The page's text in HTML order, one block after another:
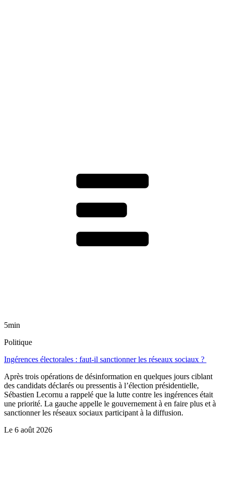
5min
Politique
Ingérences électorales : faut-il sanctionner les réseaux sociaux ?
Après trois opérations de désinformation en quelques jours ciblant
des candidats déclarés ou pressentis à l’élection présidentielle,
Sébastien Lecornu a rappelé que la lutte contre les ingérences était
une priorité. La gauche appelle le gouvernement à en faire plus et à
sanctionner les réseaux sociaux participant à la diffusion.
Le 6 août 2026